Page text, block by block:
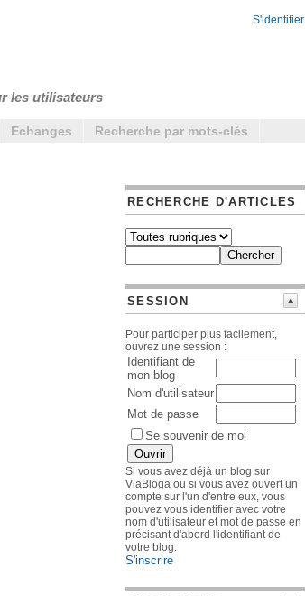
S'identifier
les utilisateurs
Echanges Recherche par mots-clés
RECHERCHE D'ARTICLES
SESSION
Pour participer plus facilement,
ouvrez une session :
Identifiant de
mon blog
Nom d'utilisateur
Mot de passe
Se souvenir de moi
Si vous avez déjà un blog sur
ViaBloga ou si vous avez ouvert un
compte sur l'un d'entre eux, vous
pouvez vous identifier avec votre
nom d'utilisateur et mot de passe en
précisant d'abord l'identifiant de
votre blog.
S'inscrire